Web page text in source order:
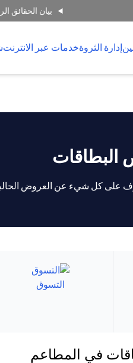
بيان الحقائق
إدارة الثروةخدمات عبر الانترنت
على كل شيء عن العروض
التسوق
في المطاعم